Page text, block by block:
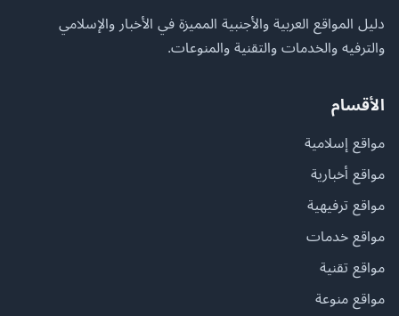
دليل المواقع العربية والأجنبية المميزة في الأخبار والإسلامي
والترفيه والخدمات والتقنية والمنوعات.
الأقسام
مواقع إسلامية
مواقع أخبارية
مواقع ترفيهية
مواقع خدمات
مواقع تقنية
مواقع منوعة